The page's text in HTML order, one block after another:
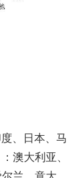
、日本、马
澳大利亚、